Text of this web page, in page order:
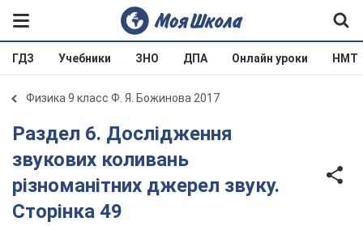
ГДЗ Учебники ЗНО ДПА Онлайн уроки НМТ
Физика 9 класс Ф. Я. Божинова 2017
Раздел 6. Дослідження
звукових коливань
різноманітних джерел звуку.
Сторінка 49